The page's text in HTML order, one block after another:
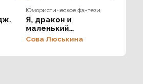
Юмористическое фэнтези
Я, дракон и
маленький
сладкоежка
Сова Люськина